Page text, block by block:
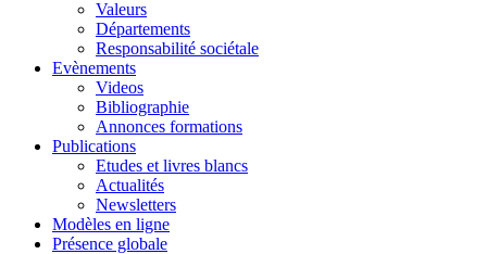
Valeurs
Départements
Responsabilité sociétale
Evènements
Videos
Bibliographie
Annonces formations
Publications
Etudes et livres blancs
Actualités
Newsletters
Modèles en ligne
Présence globale